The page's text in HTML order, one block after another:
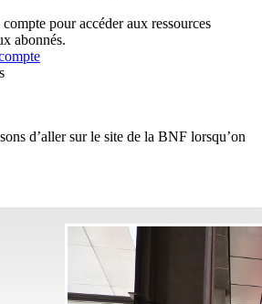
pour accéder aux ressources
abonnés.
d’aller sur le site de la BNF lorsqu’on